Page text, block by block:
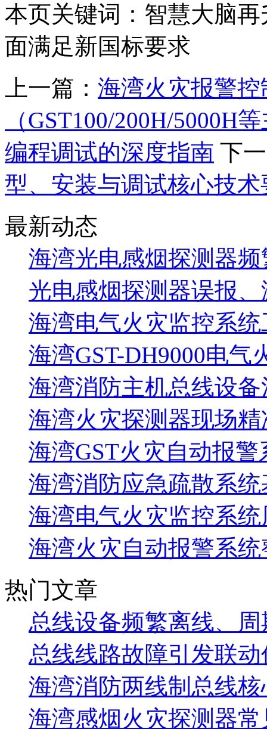
本页关键词：智慧大脑
面满足新国标要求
上一篇： 海湾火灾报警
（GST100/200H/
编程调试的深度指南 下
型、安装与调试核心技术
最新动态
海湾光电感烟探测器
光电感烟探测器误报
海湾电气火灾监控系统
海湾GST-DH9000电气
海湾消防主机总线设备
海湾火灾探测器现场
海湾GST火灾自动报警
海湾消防应急疏散系统
海湾电气火灾监控系
海湾火灾自动报警系
热门文章
总线设备频繁离线、
总线线路故障引发联
海湾消防两线制总线
海湾感烟火灾探测器